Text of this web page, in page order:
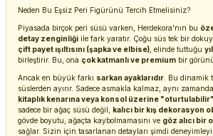
Neden Bu Eşsiz Peri Figürünü Tercih Etmelisiniz?
Piyasada birçok peri süsü varken, Herdekora'nın bu
detay zenginliği ile fark yaratır. Çoğu süs tek bir
çift payet ışıltısını (şapka ve elbise) , elinde tuttuğu
birleştirir. Bu, ona çok katmanlı ve premium bir
Ancak en büyük farkı sarkan ayaklarıdır . Bu dinamik
süslerden ayırır. Sadece asmakla kalmaz, aynı
kitaplık kenarına veya konsol üzerine "oturtulabilir"
sadece bir ağaç süsü değil, kalıcı bir kış dekorasyon
gövde boyutu, ağaçta kaybolmamasını ve göz alıcı bir
sağlar. Sizin için tasarlanan detayları şimdi